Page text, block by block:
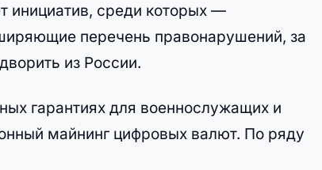
инициатив, среди которых —
перечень правонарушений, за
из России.
гарантиях для военнослужащих и
майнинг цифровых валют. По ряду